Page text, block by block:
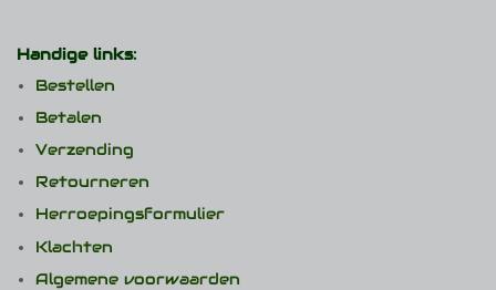
Handige links:
Bestellen
Betalen
Verzending
Retourneren
Herroepingsformulier
Klachten
Algemene voorwaarden